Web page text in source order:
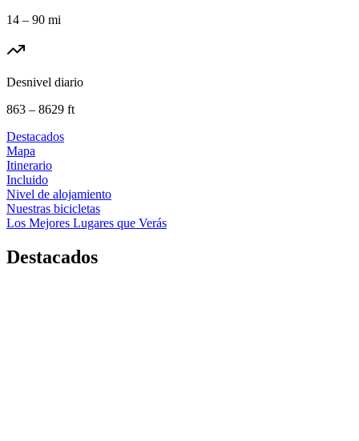
14 – 90 mi
Desnivel diario
863 – 8629 ft
Destacados
Mapa
Itinerario
Incluido
Nivel de alojamiento
Nuestras bicicletas
Los Mejores Lugares que Verás
Destacados